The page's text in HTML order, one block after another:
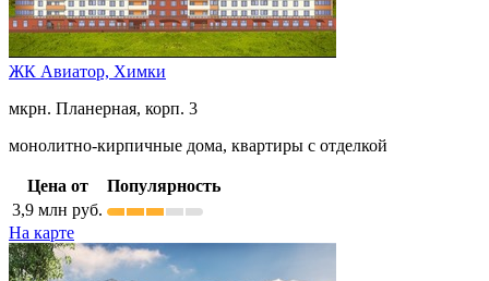
ЖК Авиатор, Химки
мкрн. Планерная, корп. 3
монолитно-кирпичные дома, квартиры с отделкой
Цена от
Популярность
3,9 млн руб.
На карте